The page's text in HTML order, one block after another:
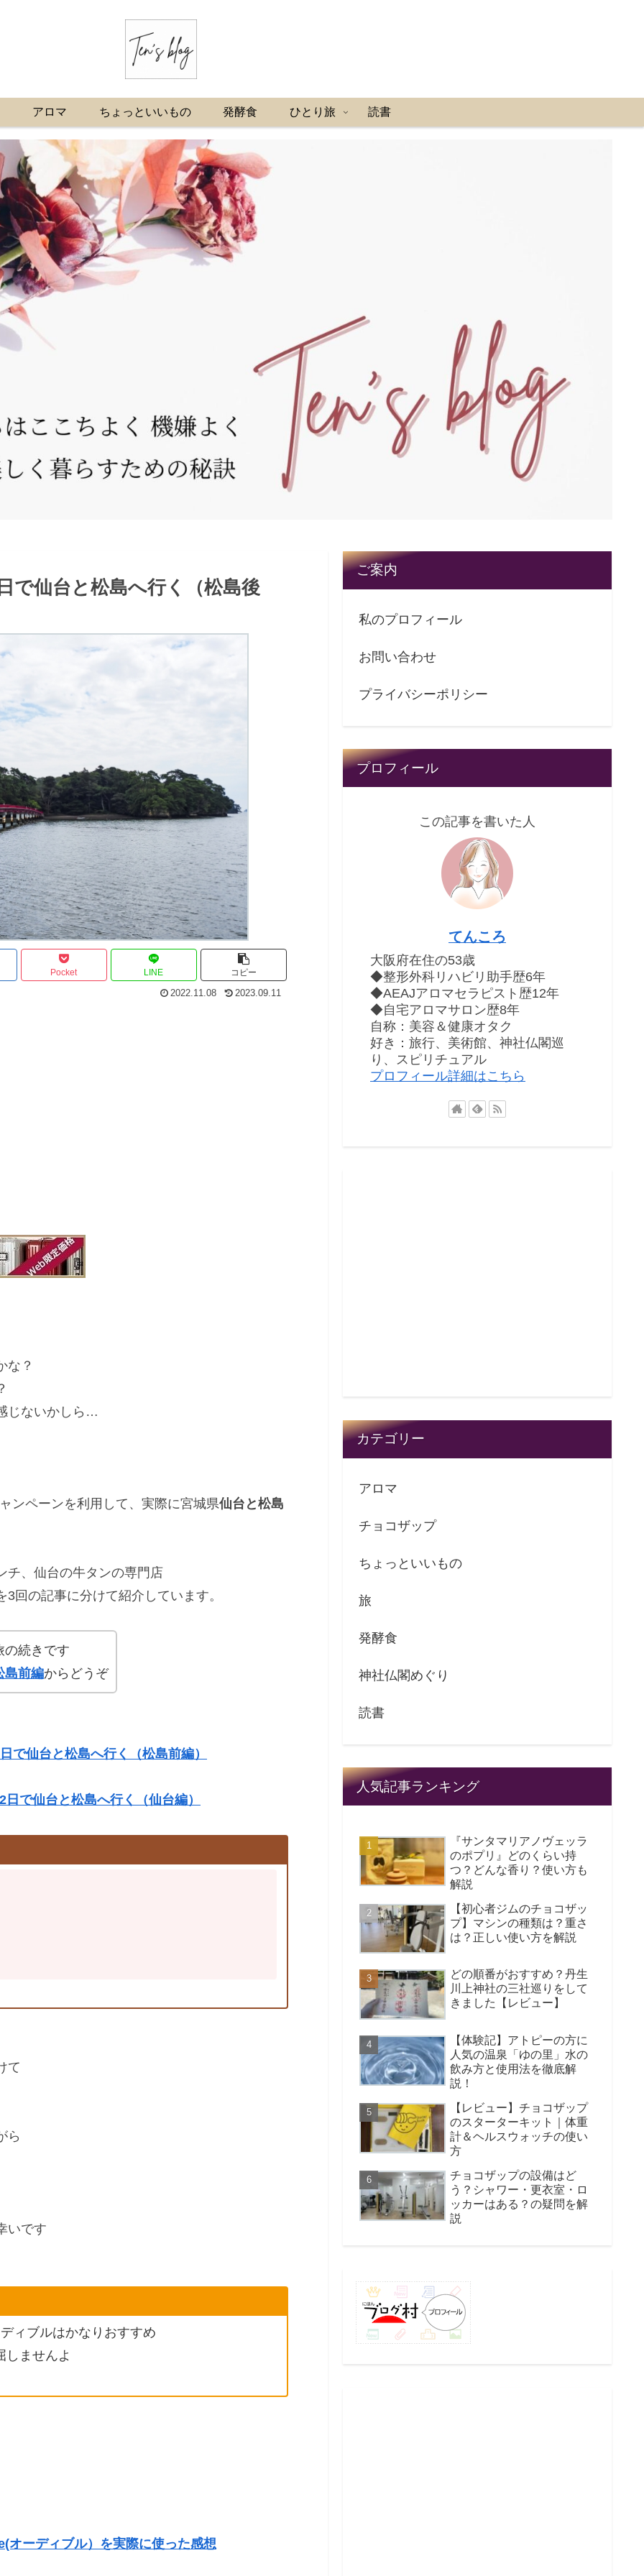
アロマ ちょっといいもの 発酵食 ひとり旅 読書
で仙台と松島へ行く（松島後
Pocket LINE コピー
2022.11.08 2023.09.11
な？
じないかしら…
ンペーンを利用して、実際に宮城県仙台と松島
チ、仙台の牛タンの専門店
回の記事に分けて紹介しています。
の続きです
島前編からどうぞ
で仙台と松島へ行く（松島前編）
で仙台と松島へ行く（仙台編）
て
ら
いです
ィブルはかなりおすすめ
しませんよ
ーディブル）を実際に使った感想
ご案内
私のプロフィール
お問い合わせ
プライバシーポリシー
プロフィール
この記事を書いた人
てんころ
大阪府在住の53歳
◆整形外科リハビリ助手歴6年
◆AEAJアロマセラピスト歴12年
◆自宅アロマサロン歴8年
自称：美容＆健康オタク
好き：旅行、美術館、神社仏閣巡
り、スピリチュアル
プロフィール詳細はこちら
カテゴリー
アロマ
チョコザップ
ちょっといいもの
旅
発酵食
神社仏閣めぐり
読書
人気記事ランキング
『サンタマリアノヴェッラ
のポプリ』どのくらい持
つ？どんな香り？使い方も
解説
【初心者ジムのチョコザッ
プ】マシンの種類は？重さ
は？正しい使い方を解説
どの順番がおすすめ？丹生
川上神社の三社巡りをして
きました【レビュー】
【体験記】アトピーの方に
人気の温泉「ゆの里」水の
飲み方と使用法を徹底解
説！
【レビュー】チョコザップ
のスターターキット｜体重
計＆ヘルスウォッチの使い
方
チョコザップの設備はど
う？シャワー・更衣室・ロ
ッカーはある？の疑問を解
説